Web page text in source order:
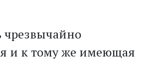
чрезвычайно
и к тому же имеющая